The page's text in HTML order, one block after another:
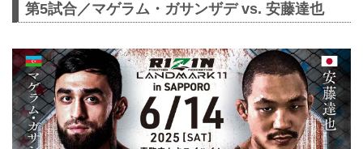
第5試合／マゲラム・ガサンザデ vs. 安藤達也